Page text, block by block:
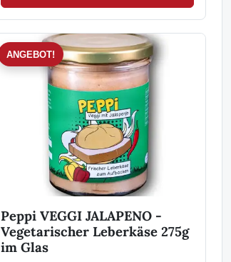
ANGEBOT!
Peppi VEGGI JALAPENO -
Vegetarischer Leberkäse 275g
im Glas